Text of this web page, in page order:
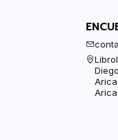
Arica